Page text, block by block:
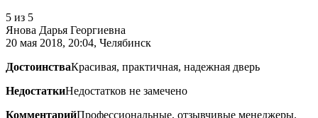
5 из 5
Янова Дарья Георгиевна
20 мая 2018, 20:04, Челябинск
ДостоинстваКрасивая, практичная, надежная дверь
НедостаткиНедостатков не замечено
КомментарийПрофессиональные, отзывчивые менеджеры.